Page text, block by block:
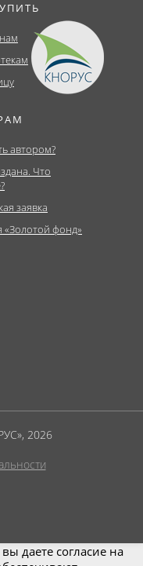
автором?
Что
заявка
«Золотой фонд»
2026
даете согласие на